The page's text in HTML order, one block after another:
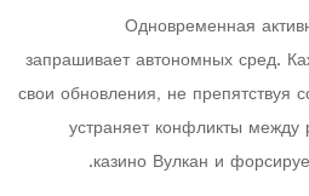
Одновременная
запрашивает автономных сред.
свои обновления, не препятствуя
устраняет конфликты
казино Вулкан и